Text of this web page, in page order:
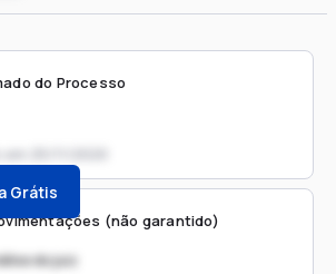
do Processo
Grátis
(não garantido)
do juiz